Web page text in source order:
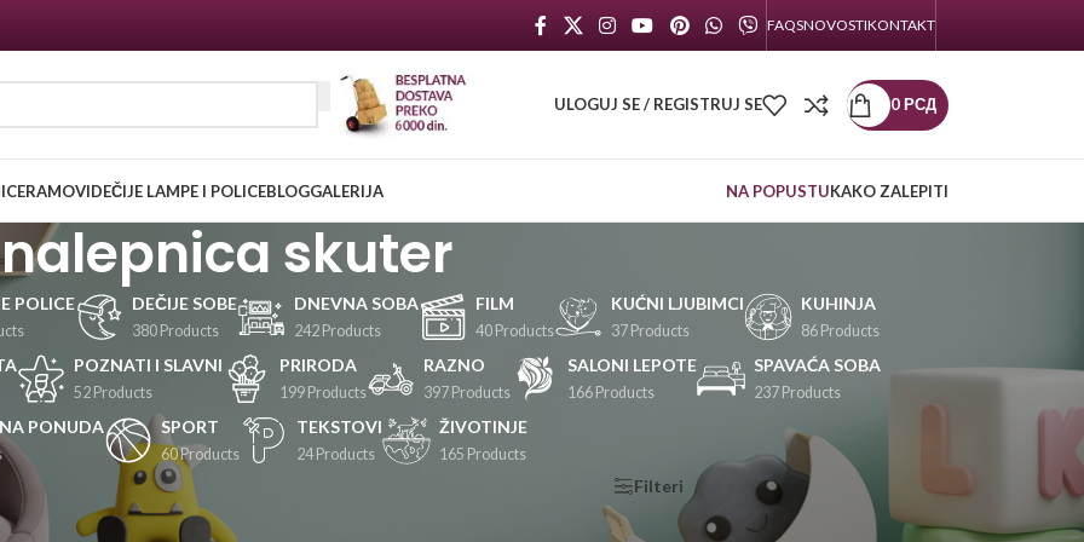
FAQSNOVOSTIKONTAKT
ULOGUJ SE / REGISTRUJ SE 0РСД
RAMOVIDEČIJE LAMPE I POLICEBLOGGALERIJA NA POPUSTUKAKO ZALEPITI
nalepnica skuter
POLICE DEČIJE SOBE
380 Products
DNEVNA SOBA
242 Products
FILM
40 Products
KUĆNI LJUBIMCI
37 Products
KUHINJA
86 Products
POZNATI I SLAVNI
52 Products
PRIRODA
199 Products
RAZNO
397 Products
SALONI LEPOTE
166 Products
SPAVAĆA SOBA
237 Products
PONUDA SPORT
60 Products
TEKSTOVI
24 Products
ŽIVOTINJE
165 Products
Filteri
KATEGORIJE
PROIZVODA